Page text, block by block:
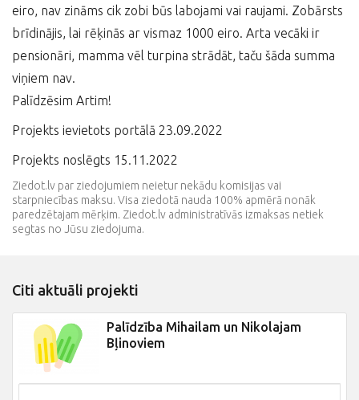
eiro, nav zināms cik zobi būs labojami vai raujami. Zobārsts
brīdinājis, lai rēķinās ar vismaz 1000 eiro. Arta vecāki ir
pensionāri, mamma vēl turpina strādāt, taču šāda summa
viņiem nav.
Palīdzēsim Artim!
Projekts ievietots portālā 23.09.2022
Projekts noslēgts 15.11.2022
Ziedot.lv par ziedojumiem neietur nekādu komisijas vai
starpniecības maksu. Visa ziedotā nauda 100% apmērā nonāk
paredzētajam mērķim. Ziedot.lv administratīvās izmaksas netiek
segtas no Jūsu ziedojuma.
Citi aktuāli projekti
Palīdzība Mihailam un Nikolajam
Bļinoviem